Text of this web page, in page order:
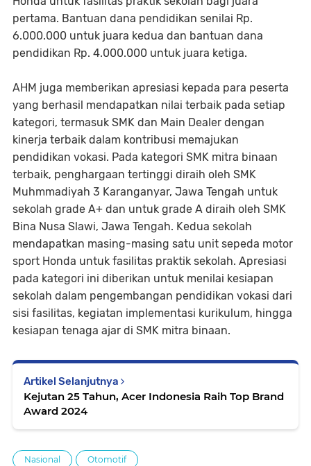
pertama. Bantuan dana pendidikan senilai Rp.
6.000.000 untuk juara kedua dan bantuan dana
pendidikan Rp. 4.000.000 untuk juara ketiga.
AHM juga memberikan apresiasi kepada para peserta
yang berhasil mendapatkan nilai terbaik pada setiap
kategori, termasuk SMK dan Main Dealer dengan
kinerja terbaik dalam kontribusi memajukan
pendidikan vokasi. Pada kategori SMK mitra binaan
terbaik, penghargaan tertinggi diraih oleh SMK
Muhmmadiyah 3 Karanganyar, Jawa Tengah untuk
sekolah grade A+ dan untuk grade A diraih oleh SMK
Bina Nusa Slawi, Jawa Tengah. Kedua sekolah
mendapatkan masing-masing satu unit sepeda motor
sport Honda untuk fasilitas praktik sekolah. Apresiasi
pada kategori ini diberikan untuk menilai kesiapan
sekolah dalam pengembangan pendidikan vokasi dari
sisi fasilitas, kegiatan implementasi kurikulum, hingga
kesiapan tenaga ajar di SMK mitra binaan.
Artikel Selanjutnya
Kejutan 25 Tahun, Acer Indonesia Raih Top Brand
Award 2024
Nasional Otomotif